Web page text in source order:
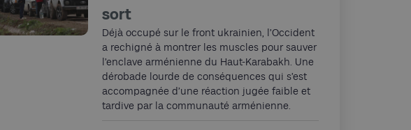
sort
Déjà occupé sur le front ukrainien, l’Occident
a rechigné à montrer les muscles pour sauver
l’enclave arménienne du Haut-Karabakh. Une
dérobade lourde de conséquences qui s’est
accompagnée d’une réaction jugée faible et
tardive par la communauté arménienne.